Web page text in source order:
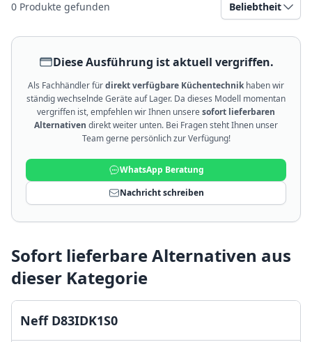
0 Produkte gefunden Beliebtheit
Diese Ausführung ist aktuell vergriffen.
Als Fachhändler fürdirekt verfügbare Küchentechnikhaben wir
ständig wechselnde Geräte auf Lager. Da dieses Modell momentan
vergriffen ist, empfehlen wir Ihnen unseresofort lieferbaren
Alternativen direkt weiter unten. Bei Fragen steht Ihnen unser
Team gerne persönlich zur Verfügung!
WhatsApp Beratung
Nachricht schreiben
Sofort lieferbare Alternativen aus
dieser Kategorie
Neff D83IDK1S0